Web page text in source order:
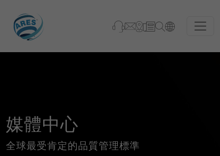
媒體中心
全球最受肯定的品質管理標準